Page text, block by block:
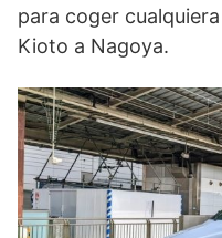
para coger
Kioto a Nagoya.